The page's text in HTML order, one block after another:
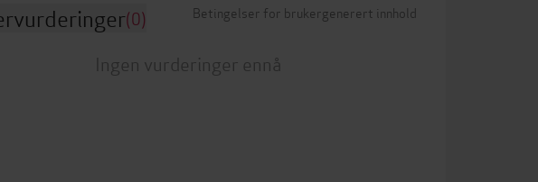
(0) Betingelser for brukergenerert innhold
Ingen vurderinger ennå